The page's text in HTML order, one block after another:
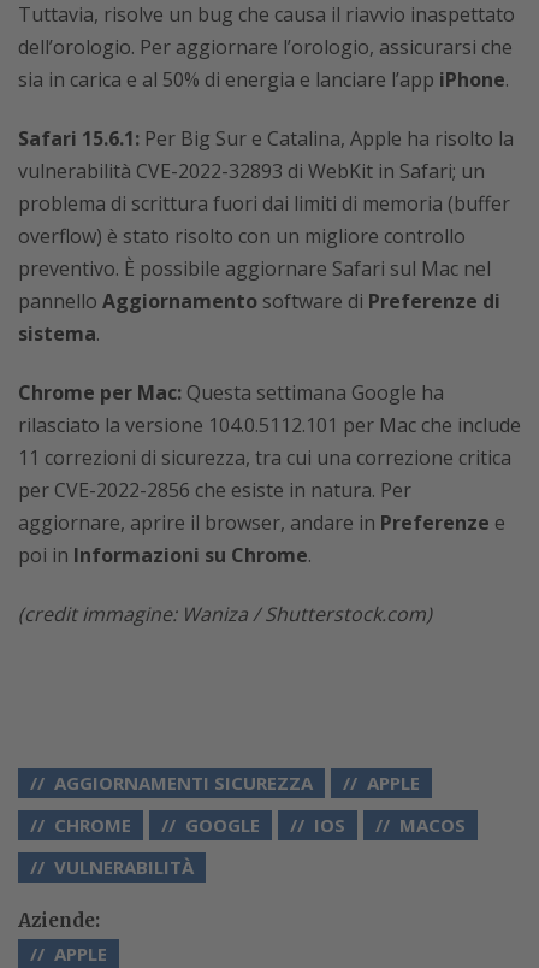
Tuttavia, risolve un bug che causa il riavvio inaspettato
dell’orologio. Per aggiornare l’orologio, assicurarsi che
sia in carica e al 50% di energia e lanciare l’app iPhone.
Safari 15.6.1: Per Big Sur e Catalina, Apple ha risolto la
vulnerabilità CVE-2022-32893 di WebKit in Safari; un
problema di scrittura fuori dai limiti di memoria (buffer
overflow) è stato risolto con un migliore controllo
preventivo. È possibile aggiornare Safari sul Mac nel
pannello Aggiornamento software di Preferenze di
sistema.
Chrome per Mac: Questa settimana Google ha
rilasciato la versione 104.0.5112.101 per Mac che include
11 correzioni di sicurezza, tra cui una correzione critica
per CVE-2022-2856 che esiste in natura. Per
aggiornare, aprire il browser, andare in Preferenze e
poi in Informazioni su Chrome.
(credit immagine: Waniza / Shutterstock.com)
AGGIORNAMENTI SICUREZZA
APPLE
CHROME
GOOGLE IOS
MACOS
VULNERABILITÀ
Aziende:
APPLE